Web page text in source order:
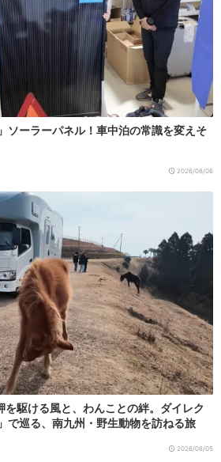
ソーラーパネル！車中泊の常識を変えそ
2026/08/06
を駆ける風と、わんことの絆。ダイレク
で巡る、南九州・野生動物を訪ねる旅
2026/08/05